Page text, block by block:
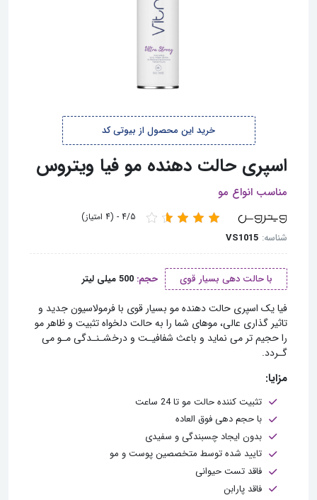
خرید این محصول از بیوتی کد
اسپری حالت دهنده مو فیا ویتروس
مناسب انواع مو
4/5 - (4 امتیاز)
شناسه: VS1015
با حالت دهی بسیار قوی حجم: 500 میلی لیتر
ﻓﯿﺎ ﯾﮏ اﺳﭙﺮی ﺣﺎﻟﺖ دﻫﻨﺪه ﻣﻮ ﺑﺴﯿﺎر ﻗﻮی ﺑﺎ ﻓﺮﻣﻮﻻﺳﯿﻮن ﺟﺪﯾﺪ و
ﺗﺎﺛﯿﺮ ﮔﺬاری ﻋﺎﻟﯽ، ﻣﻮﻫﺎی ﺷﻤﺎ را ﺑﻪ ﺣﺎﻟﺖ دﻟﺨﻮاه ﺗﺜﺒﯿﺖ و ﻇﺎﻫﺮ ﻣﻮ
را ﺣﺠﯿﻢ ﺗﺮ ﻣﯽ ﻧﻤﺎﯾﺪ و ﺑﺎﻋﺚ ﺷﻔﺎﻓﯿـﺖ و درﺧﺸـﻨـﺪﮔﯽ ﻣـﻮ ﻣﯽ
ﮔـﺮدد.
مزایا:
تثبیت کننده حالت مو تا 24 ساعت
با حجم دهی فوق العاده
بدون ایجاد چسبندگی و سفیدی
تایید شده توسط متخصصین پوست و مو
فاقد تست حیوانی
فاقد پارابن